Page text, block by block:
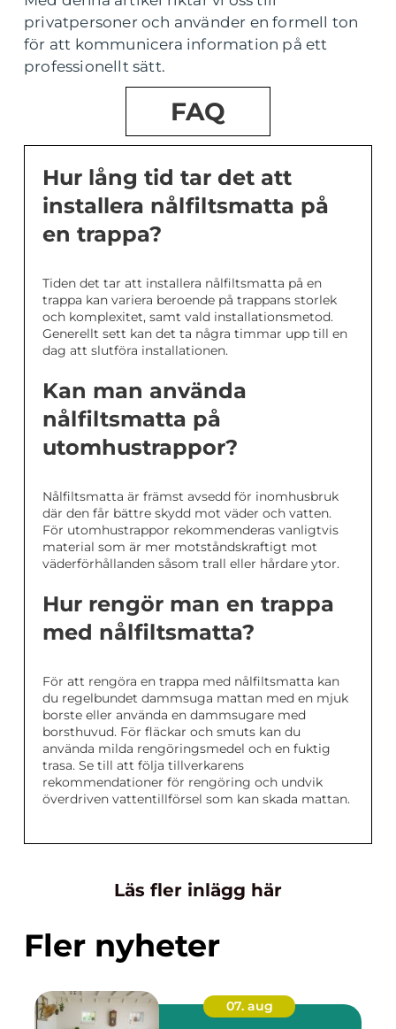
privatpersoner och använder en formell ton
för att kommunicera information på ett
professionellt sätt.
FAQ
Hur lång tid tar det att
installera nålfiltsmatta på
en trappa?
Tiden det tar att installera nålfiltsmatta på en
trappa kan variera beroende på trappans storlek
och komplexitet, samt vald installationsmetod.
Generellt sett kan det ta några timmar upp till en
dag att slutföra installationen.
Kan man använda
nålfiltsmatta på
utomhustrappor?
Nålfiltsmatta är främst avsedd för inomhusbruk
där den får bättre skydd mot väder och vatten.
För utomhustrappor rekommenderas vanligtvis
material som är mer motståndskraftigt mot
väderförhållanden såsom trall eller hårdare ytor.
Hur rengör man en trappa
med nålfiltsmatta?
För att rengöra en trappa med nålfiltsmatta kan
du regelbundet dammsuga mattan med en mjuk
borste eller använda en dammsugare med
borsthuvud. För fläckar och smuts kan du
använda milda rengöringsmedel och en fuktig
trasa. Se till att följa tillverkarens
rekommendationer för rengöring och undvik
överdriven vattentillförsel som kan skada mattan.
Läs fler inlägg här
Fler nyheter
07. aug